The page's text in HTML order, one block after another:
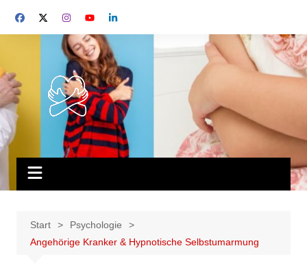
Start
Psychologie
Angehörige Kranker & Hypnotische Selbstumarmung